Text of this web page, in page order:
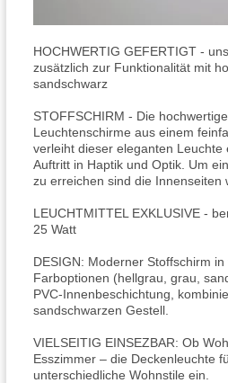
HOCHWERTIG GEFERTIGT -
zusätzlich zur Funktionalität mit
sandschwarz
STOFFSCHIRM - Die
Leuchtenschirme aus einem
verleiht dieser eleganten Leuchte
Auftritt in Haptik und Optik. Um
zu erreichen sind die Innenseiten
LEUCHTMITTEL EXKLUSIVE -
25 Watt
DESIGN: Moderner Stoffschirm
Farboptionen (hellgrau, grau,
PVC-Innenbeschichtung,
sandschwarzen Gestell.
VIELSEITIG EINSEZBAR: Ob
Esszimmer – die Deckenleuchte
unterschiedliche Wohnstile ein.